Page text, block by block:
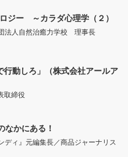
ジー ～カラダ心理学（２）
法人自然治癒力学校 理事長
動しろ」（株式会社アールア
取締役
かにある！
ィ』元編集長／商品ジャーナリス